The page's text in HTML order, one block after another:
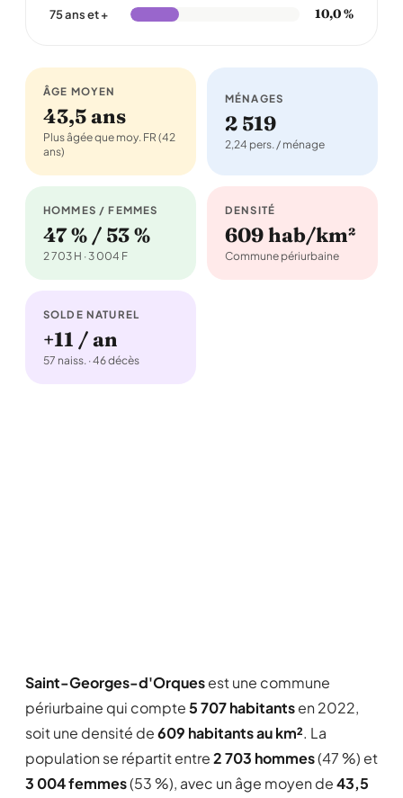
75 ans et + 10,0 %
ÂGE MOYEN
43,5 ans
Plus âgée que moy. FR (42
ans)
MÉNAGES
2 519
2,24 pers. / ménage
HOMMES / FEMMES
47 % / 53 %
2 703 H · 3 004 F
DENSITÉ
609 hab/km²
Commune périurbaine
SOLDE NATUREL
+11 / an
57 naiss. · 46 décès
Saint-Georges-d'Orquesest une commune
périurbaine qui compte5 707 habitantsen 2022,
soit une densité de609 habitants au km². La
population se répartit entre2 703 hommes(47 %) et
3 004 femmes(53 %), avec un âge moyen de43,5